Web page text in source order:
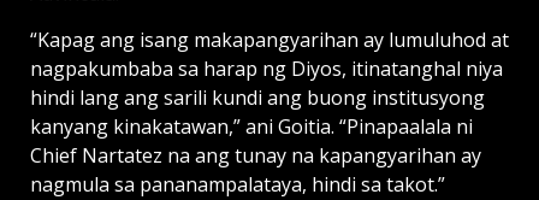
“Kapag ang isang makapangyarihan ay lumuluhod at
nagpakumbaba sa harap ng Diyos, itinatanghal niya
hindi lang ang sarili kundi ang buong institusyong
kanyang kinakatawan,” ani Goitia. “Pinapaalala ni
Chief Nartatez na ang tunay na kapangyarihan ay
nagmula sa pananampalataya, hindi sa takot.”